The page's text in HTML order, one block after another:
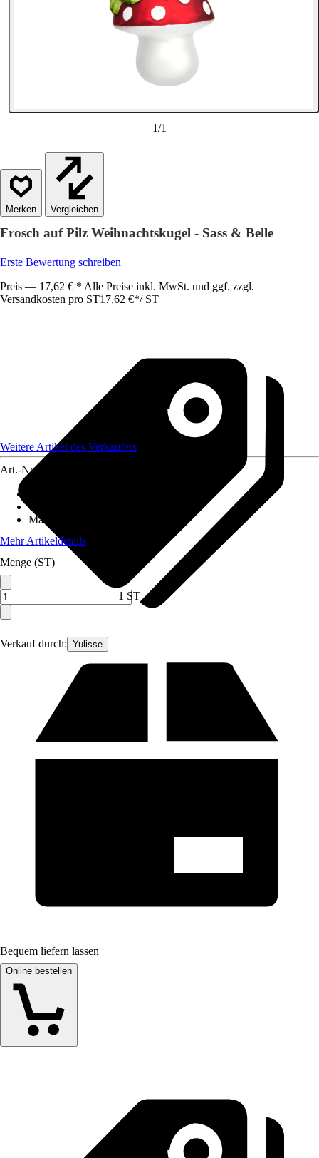
1/1
Vergleichen
Frosch auf Pilz Weihnachtskugel - Sass & Belle
Erste Bewertung schreiben
Preis — 17,62 € * Alle Preise inkl. MwSt. und ggf. zzgl.
Versandkosten pro ST17,62 €*/ ST
Verkauf durch: Yulisse
Weitere Artikel des Verkäufers
Art.-Nr.
Grundfarbe
Material
Mehr Artikeldetails
Menge (ST)
1 ST
Bequem liefern lassen
Online bestellen